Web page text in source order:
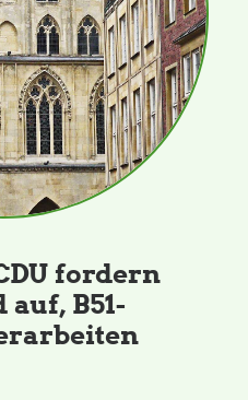
fordern
B51-